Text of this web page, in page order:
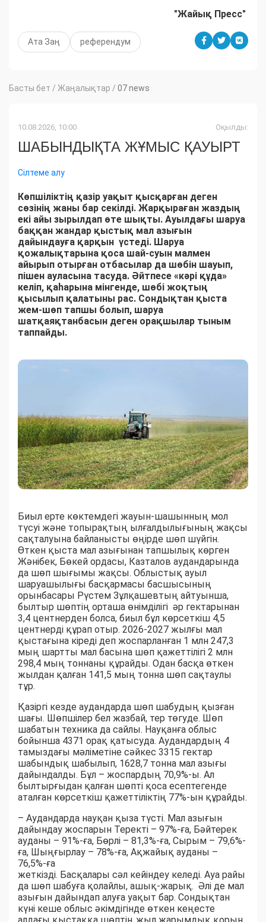
"Жайық Пресс"
Ата Заң референдум
Басты бет / Жаңалықтар / 07 news
10.08.2026, 10:00 Оқылды:
ШАБЫНДЫҚТА ЖҰМЫС ҚАУЫРТ
Сілтеме алу
Көпшіліктің қазір уақыт қысқарған деген
сөзінің жаны бар секілді. Жарқыраған жаздың
екі айы зырылдап өте шықты. Ауылдағы шаруа
баққан жандар қыстық мал азығын
дайындауға қарқын үстеді. Шаруа
қожалықтарына қоса шай-суын малмен
айырып отырған отбасылар да шөбін шауып,
пішен ауласына тасуда. Әйтпесе «кәрі құда»
келіп, қаһарына мінгенде, шөбі жоқтың
қысылып қалатыны рас. Сондықтан қыста
жем-шөп тапшы болып, шаруа
шатқаяқтанбасын деген орақшылар тыным
таппайды.
Биыл ерте көктемдегі жауын-шашынның мол
түсуі және топырақтың ылғалдылығының жақсы
сақталуына байланысты өңірде шөп шүйгін.
Өткен қыста мал азығынан тапшылық көрген
Жәнібек, Бөкей ордасы, Казталов аудандарында
да шөп шығымы жақсы. Облыстық ауыл
шаруашылығы басқармасы басшысының
орынбасары Рүстем Зұлқашевтың айтуынша,
былтыр шөптің орташа өнімділігі әр гектарынан
3,4 центнерден болса, биыл бұл көрсеткіш 4,5
центнерді құрап отыр. 2026-2027 жылғы мал
қыстағына кіреді деп жоспарланған 1 млн 247,3
мың шартты мал басына шөп қажеттілігі 2 млн
298,4 мың тоннаны құрайды. Одан басқа өткен
жылдан қалған 141,5 мың тонна шөп сақтаулы
тұр.
Қазіргі кезде аудандарда шөп шабудың қызған
шағы. Шөпшілер бел жазбай, тер төгуде. Шөп
шабатын техника да сайлы. Науқанға облыс
бойынша 4371 орақ қатысуда. Аудандардың 4
тамыздағы мәліметіне сәйкес 3315 гектар
шабындық шабылып, 1628,7 тонна мал азығы
дайындалды. Бұл – жоспардың 70,9%-ы. Ал
былтырғыдан қалған шөпті қоса есептегенде
аталған көрсеткіш қажеттіліктің 77%-ын құрайды.
– Аудандарда науқан қыза түсті. Мал азығын
дайындау жоспарын Теректі – 97%-ға, Бәйтерек
ауданы – 91%-ға, Бөрлі – 81,3%-ға, Сырым – 79,6%-
ға, Шыңғырлау – 78%-ға, Ақжайық ауданы –
76,5%-ға
жеткізді. Басқалары сәл кейіндеу келеді. Ауа райы
да шөп шабуға қолайлы, ашық-жарық. Әлі де мал
азығын дайындап алуға уақыт бар. Сондықтан
күні кеше облыс әкімдігінде өткен кеңесте